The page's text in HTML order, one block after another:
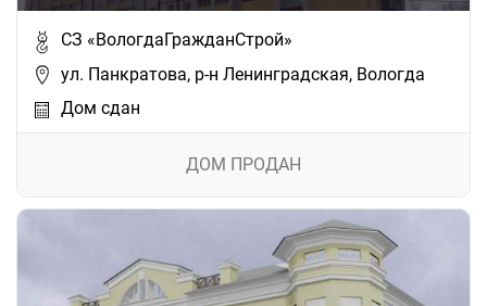
СЗ «ВологдаГражданСтрой»
ул. Панкратова, р-н Ленинградская, Вологда
Дом сдан
ДОМ ПРОДАН